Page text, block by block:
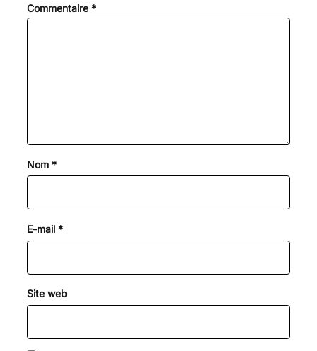
k
m
n
r
Commentaire *
Nom *
E-mail *
Site web